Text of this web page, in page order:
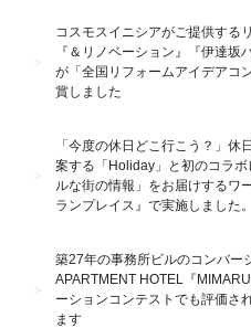
コスモスイニシアがご提供する
『＆リノベーション』『伊達
が「全国リフォームアイデアコ
賞しました
「今度の休日どこ行こう？」
案する「Holiday」と初のコラ
ルな街の情報」をお届けするワ
ランプレイス』で実施しました。
築27年の事務所ビルのコンバー
APARTMENT HOTEL『
ーションコンテストでも評価さ
ます